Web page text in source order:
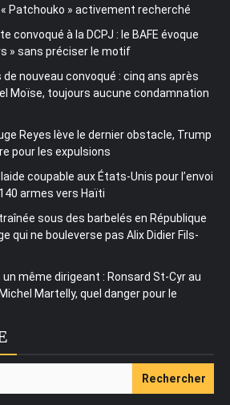
Patchouko » activement recherché
convoqué à la DCPJ : le BAFE évoque
» sans préciser le motif
nouveau convoqué : cinq ans après
Moïse, toujours aucune condamnation
Reyes lève le dernier obstacle, Trump
pour les expulsions
coupable aux États-Unis pour l’envoi
armes vers Haïti
sous des barbelés en République
qui ne bouleverse pas Alix Didier Fils-
même dirigeant : Ronsard St-Cyr au
Martelly, quel danger pour le